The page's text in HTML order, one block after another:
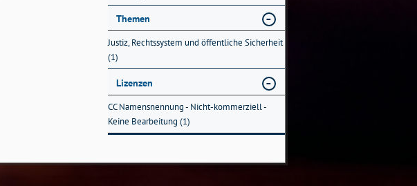
Themen
Justiz, Rechtssystem und öffentliche Sicherheit
(1)
Lizenzen
CC Namensnennung - Nicht-kommerziell -
Keine Bearbeitung (1)